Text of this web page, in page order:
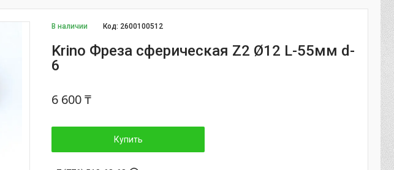
В наличии Код: 2600100512
Krino Фреза сферическая Z2 Ø12 L-55мм d-
6
6 600 ₸
Купить